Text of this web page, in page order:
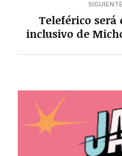
Teleférico
inclusivo de